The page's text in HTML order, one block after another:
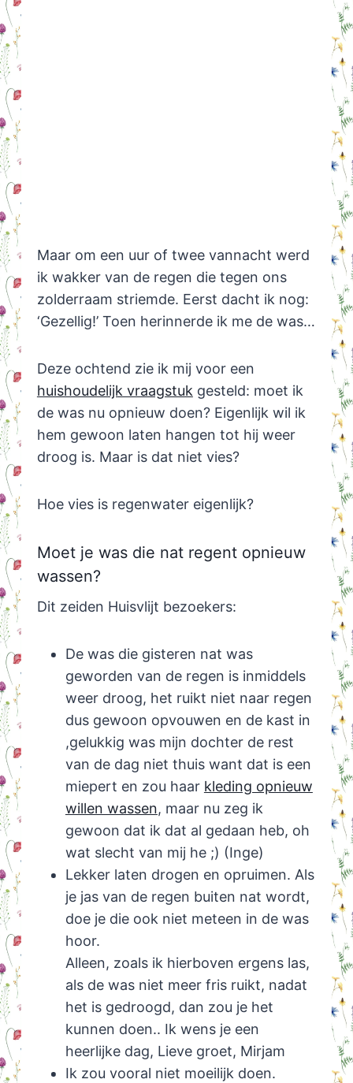
Maar om een uur of twee vannacht werd
ik wakker van de regen die tegen ons
zolderraam striemde. Eerst dacht ik nog:
‘Gezellig!’ Toen herinnerde ik me de was…
Deze ochtend zie ik mij voor een
huishoudelijk vraagstukgesteld: moet ik
de was nu opnieuw doen? Eigenlijk wil ik
hem gewoon laten hangen tot hij weer
droog is. Maar is dat niet vies?
Hoe vies is regenwater eigenlijk?
Moet je was die nat regent opnieuw
wassen?
Dit zeiden Huisvlijt bezoekers:
De was die gisteren nat was
geworden van de regen is inmiddels
weer droog, het ruikt niet naar regen
dus gewoon opvouwen en de kast in
,gelukkig was mijn dochter de rest
van de dag niet thuis want dat is een
miepert en zou haar kleding opnieuw
willen wassen, maar nu zeg ik
gewoon dat ik dat al gedaan heb, oh
wat slecht van mij he ;) (Inge)
Lekker laten drogen en opruimen. Als
je jas van de regen buiten nat wordt,
doe je die ook niet meteen in de was
hoor.
Alleen, zoals ik hierboven ergens las,
als de was niet meer fris ruikt, nadat
het is gedroogd, dan zou je het
kunnen doen.. Ik wens je een
heerlijke dag, Lieve groet, Mirjam
Ik zou vooral niet moeilijk doen.